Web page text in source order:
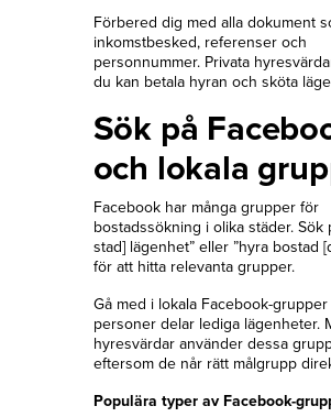
Förbered dig med alla dokument
inkomstbesked, referenser och
personnummer. Privata
du kan betala hyran och sköta
Sök på
och lokala
Facebook har många grupper för
bostadssökning i olika städer. Sök
stad] lägenhet” eller ”hyra bostad
för att hitta relevanta grupper.
Gå med i lokala Facebook-grupper
personer delar lediga lägenheter.
hyresvärdar använder dessa
eftersom de når rätt målgrupp
Populära typer av Facebook-